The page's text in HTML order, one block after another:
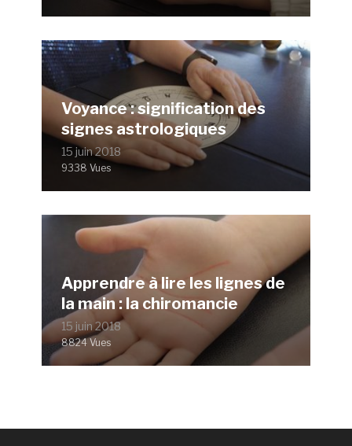
Voyance : signification des
signes astrologiques
15 juin 2018
9338 Vues
Apprendre à lire les lignes de
la main : la chiromancie
15 juin 2018
8824 Vues